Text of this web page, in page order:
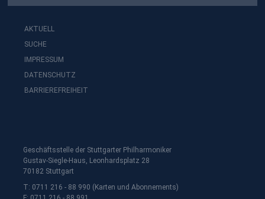
AKTUELL
SUCHE
IMPRESSUM
DATENSCHUTZ
BARRIEREFREIHEIT
Geschäftsstelle der Stuttgarter Philharmoniker
Gustav-Siegle-Haus, Leonhardsplatz 28
70182 Stuttgart
T: 0711 216 - 88 990 (Karten und Abonnements)